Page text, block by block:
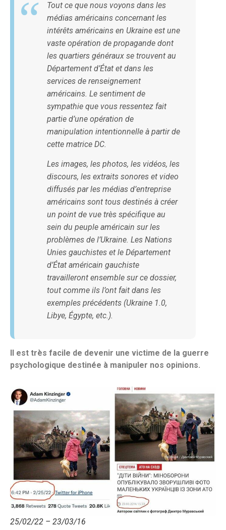
Tout ce que nous voyons dans les
médias américains concernant les
intérêts américains en Ukraine est une
vaste opération de propagande dont
les quartiers généraux se trouvent au
Département d’État et dans les
services de renseignement
américains. Le sentiment de
sympathie que vous ressentez fait
partie d’une opération de
manipulation intentionnelle à partir de
cette matrice DC.
Les images, les photos, les vidéos, les
discours, les extraits sonores et video
diffusés par les médias d’entreprise
américains sont tous destinés à créer
un point de vue très spécifique au
sein du peuple américain sur les
problèmes de l’Ukraine. Les Nations
Unies gauchistes et le Département
d’État américain gauchiste
travailleront ensemble sur ce dossier,
tout comme ils l’ont fait dans les
exemples précédents (Ukraine 1.0,
Libye, Égypte, etc.).
Il est très facile de devenir une victime de la guerre
psychologique destinée à manipuler nos opinions.
25/02/22 – 23/03/16